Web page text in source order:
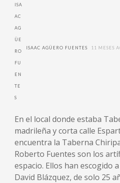
ISAAC AGÜERO FUENTES 11 MESES
En el local donde estaba
madrileña y corta calle
encuentra la Taberna
Roberto Fuentes son los
espacio. Ellos han escogido
David Blázquez, de solo 25